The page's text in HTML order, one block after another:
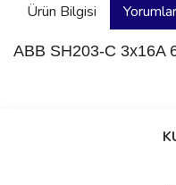
Ürün Bilgisi Yorumlar
ABB SH203-C 3x16A
Bu ürüne